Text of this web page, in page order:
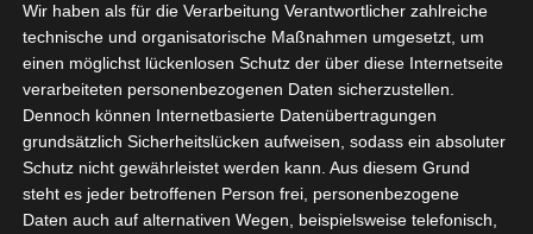
Weiterlesen
Wir haben als für die Verarbeitung Verantwortlicher zahlreiche
technische und organisatorische Maßnahmen umgesetzt, um
einen möglichst lückenlosen Schutz der über diese Internetseite
verarbeiteten personenbezogenen Daten sicherzustellen.
Dennoch können Internetbasierte Datenübertragungen
grundsätzlich Sicherheitslücken aufweisen, sodass ein absoluter
Schutz nicht gewährleistet werden kann. Aus diesem Grund
steht es jeder betroffenen Person frei, personenbezogene
Daten auch auf alternativen Wegen, beispielsweise telefonisch,